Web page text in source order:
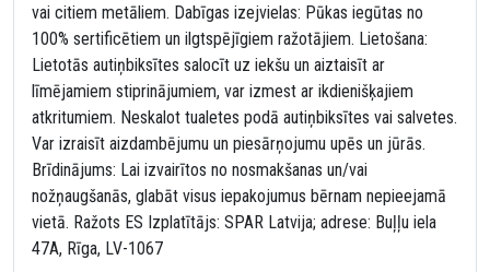
vai citiem metāliem. Dabīgas izejvielas: Pūkas iegūtas no
100% sertificētiem un ilgtspējīgiem ražotājiem. Lietošana:
Lietotās autiņbiksītes salocīt uz iekšu un aiztaisīt ar
līmējamiem stiprinājumiem, var izmest ar ikdienišķajiem
atkritumiem. Neskalot tualetes podā autiņbiksītes vai salvetes.
Var izraisīt aizdambējumu un piesārņojumu upēs un jūrās.
Brīdinājums: Lai izvairītos no nosmakšanas un/vai
nožņaugšanās, glabāt visus iepakojumus bērnam nepieejamā
vietā. Ražots ES Izplatītājs: SPAR Latvija; adrese: Buļļu iela
47A, Rīga, LV-1067